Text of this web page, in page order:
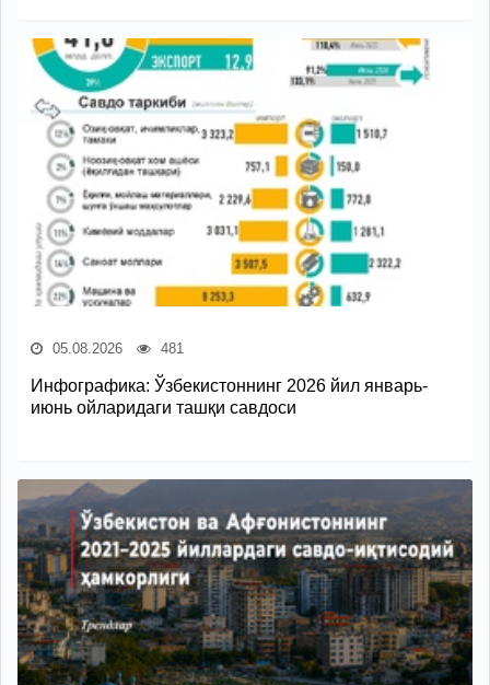
05.08.2026 481
Инфографика: Ўзбекистоннинг 2026 йил январь-
июнь ойларидаги ташқи савдоси